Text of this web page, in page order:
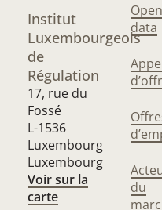
Institut
Luxembourgeois
de
Régulation
17, rue du
Fossé
L-1536
Luxembourg
Luxembourg
Voir sur la
carte
Open
data
du